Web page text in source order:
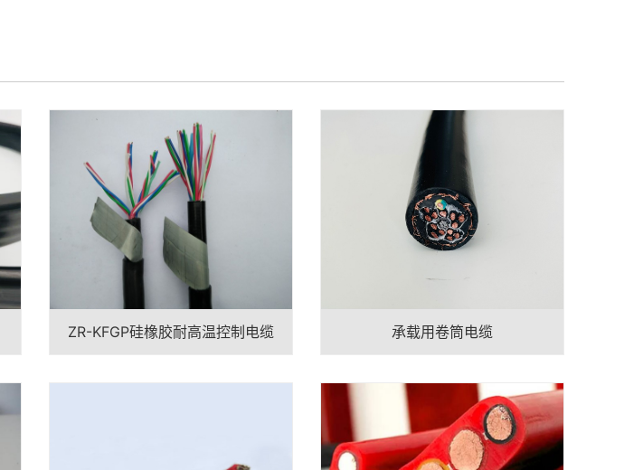
ZR-KFGP硅橡胶耐高温控制电缆 承载用卷筒电缆